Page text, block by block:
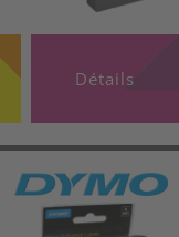
Détails